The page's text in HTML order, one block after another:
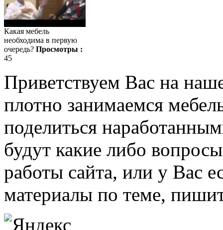
Какая мебель
необходима в первую
очередь? Просмотры :
45
Приветствуем Вас на
плотно занимаемся
поделиться
будут какие либо
работы сайта, или у Вас
материалы по теме,